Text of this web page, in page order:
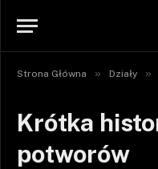
Strona Główna » Działy »
Krótka
potworów